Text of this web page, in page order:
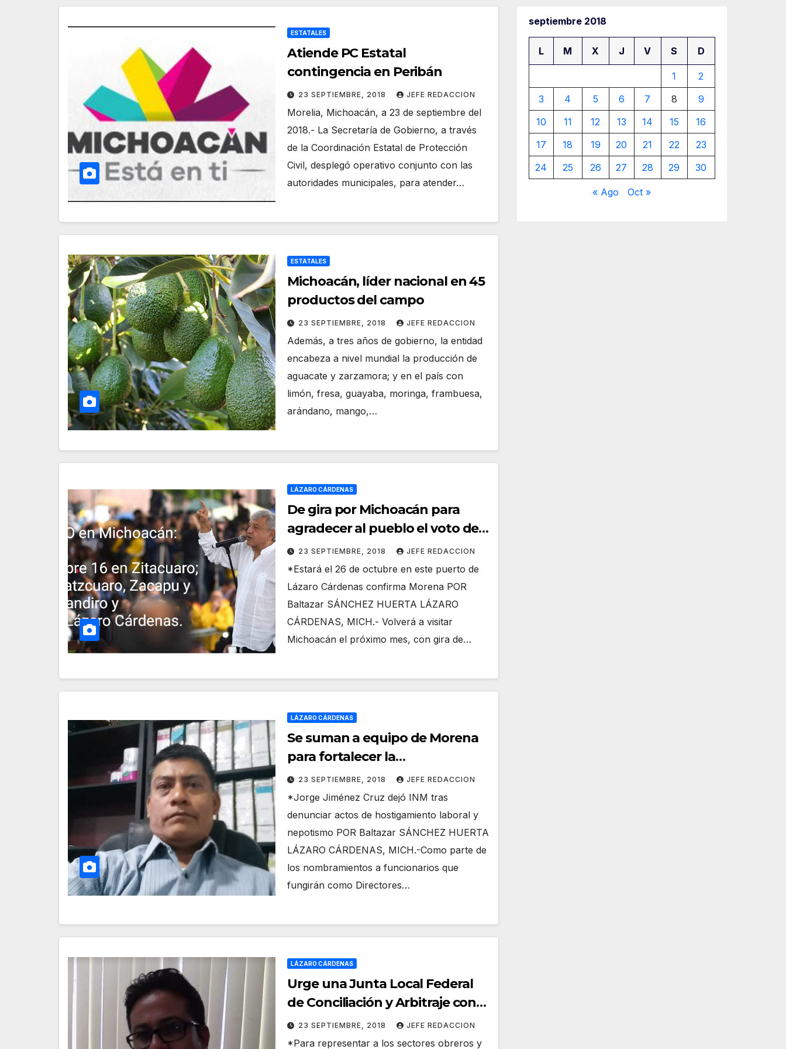
ESTATALES
Atiende PC Estatal
contingencia en Peribán
23 SEPTIEMBRE, 2018 JEFE REDACCION
Morelia, Michoacán, a 23 de septiembre del
2018.- La Secretaría de Gobierno, a través
de la Coordinación Estatal de Protección
Civil, desplegó operativo conjunto con las
autoridades municipales, para atender…
ESTATALES
Michoacán, líder nacional en 45
productos del campo
23 SEPTIEMBRE, 2018 JEFE REDACCION
Además, a tres años de gobierno, la entidad
encabeza a nivel mundial la producción de
aguacate y zarzamora; y en el país con
limón, fresa, guayaba, moringa, frambuesa,
arándano, mango,…
LÁZARO CÁRDENAS
De gira por Michoacán para
agradecer al pueblo el voto de
confianza
23 SEPTIEMBRE, 2018 JEFE REDACCION
*Estará el 26 de octubre en este puerto de
Lázaro Cárdenas confirma Morena POR
Baltazar SÁNCHEZ HUERTA LÁZARO
CÁRDENAS, MICH.- Volverá a visitar
Michoacán el próximo mes, con gira de…
LÁZARO CÁRDENAS
Se suman a equipo de Morena
para fortalecer la
Administración Municipal en
LZC
23 SEPTIEMBRE, 2018 JEFE REDACCION
*Jorge Jiménez Cruz dejó INM tras
denunciar actos de hostigamiento laboral y
nepotismo POR Baltazar SÁNCHEZ HUERTA
LÁZARO CÁRDENAS, MICH.-Como parte de
los nombramientos a funcionarios que
fungirán como Directores…
LÁZARO CÁRDENAS
Urge una Junta Local Federal
de Conciliación y Arbitraje con
residencia en este Puerto de
LZC
23 SEPTIEMBRE, 2018 JEFE REDACCION
*Para representar a los sectores obreros y
septiembre 2018
L M X J V S D
1
2
3
4 5 6 7 8
9
10
11 12 13 14 15
16
17
18 19 20 21 22
23
24
25 26 27 28 29 30
« Ago Oct »